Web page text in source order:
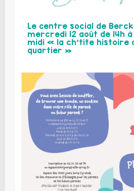
Le centre social de
mercredi 12 août de 14h
midi « la ch’tite histoire
quartier »